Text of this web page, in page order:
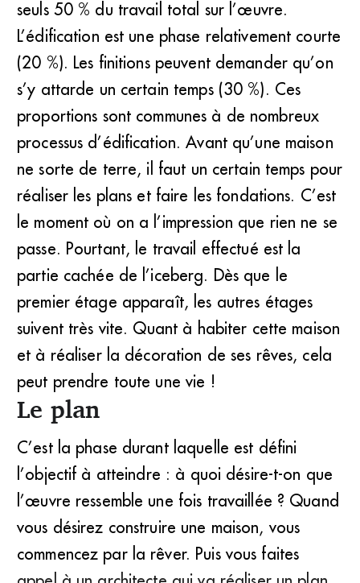
seuls 50 % du travail total sur l’œuvre.
L’édification est une phase relativement courte
(20 %). Les finitions peuvent demander qu’on
s’y attarde un certain temps (30 %). Ces
proportions sont communes à de nombreux
processus d’édification. Avant qu’une maison
ne sorte de terre, il faut un certain temps pour
réaliser les plans et faire les fondations. C’est
le moment où on a l’impression que rien ne se
passe. Pourtant, le travail effectué est la
partie cachée de l’iceberg. Dès que le
premier étage apparaît, les autres étages
suivent très vite. Quant à habiter cette maison
et à réaliser la décoration de ses rêves, cela
peut prendre toute une vie !
Le plan
C’est la phase durant laquelle est défini
l’objectif à atteindre : à quoi désire-t-on que
l’œuvre ressemble une fois travaillée ? Quand
vous désirez construire une maison, vous
commencez par la rêver. Puis vous faites